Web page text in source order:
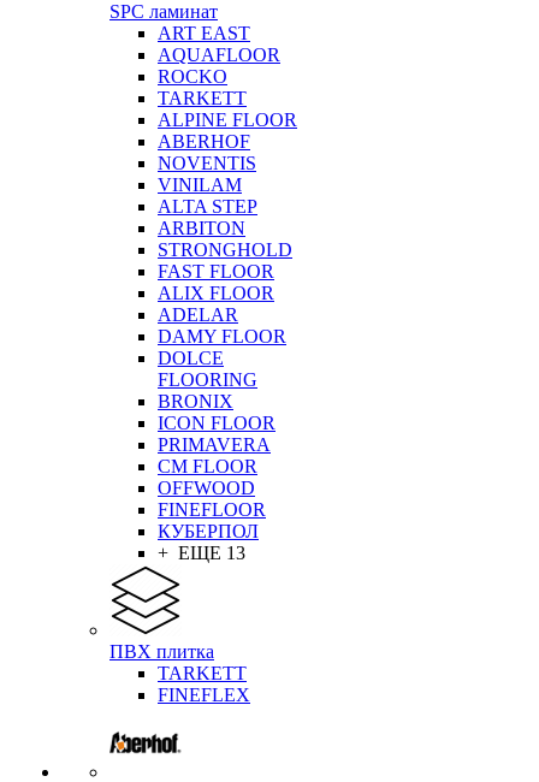
SPC ламинат
ART EAST
AQUAFLOOR
ROCKO
TARKETT
ALPINE FLOOR
ABERHOF
NOVENTIS
VINILAM
ALTA STEP
ARBITON
STRONGHOLD
FAST FLOOR
ALIX FLOOR
ADELAR
DAMY FLOOR
DOLCE
FLOORING
BRONIX
ICON FLOOR
PRIMAVERA
CM FLOOR
OFFWOOD
FINEFLOOR
КУБЕРПОЛ
+ ЕЩЕ 13
ПВХ плитка
TARKETT
FINEFLEX